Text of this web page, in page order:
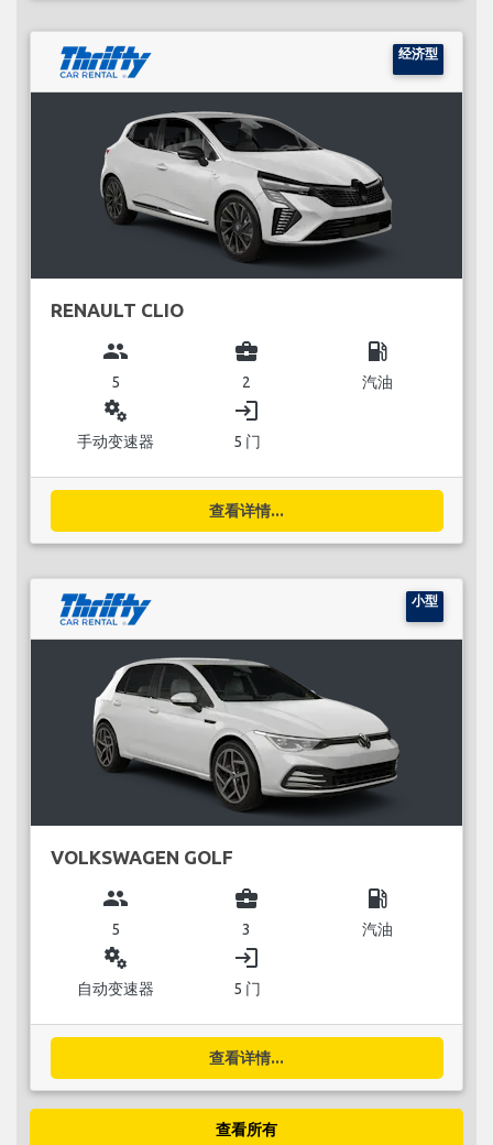
经济型
RENAULT CLIO
group
5
business_center
2
local_gas_station
汽油
miscellaneous_services
手动变速器
login
5 门
查看详情...
小型
VOLKSWAGEN GOLF
group
5
business_center
3
local_gas_station
汽油
miscellaneous_services
自动变速器
login
5 门
查看详情...
查看所有